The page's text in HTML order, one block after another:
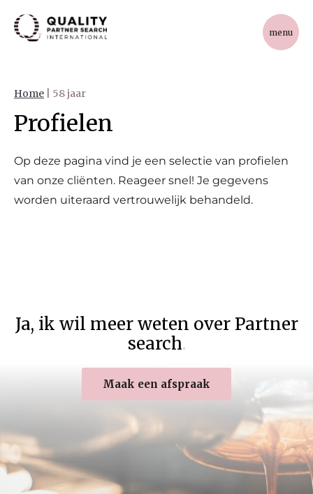
menu
Home 58 jaar
Profielen
Op deze pagina vind je een selectie van profielen
van onze cliënten. Reageer snel! Je gegevens
worden uiteraard vertrouwelijk behandeld.
Ja, ik wil meer weten over Partner
search.
Maak een afspraak